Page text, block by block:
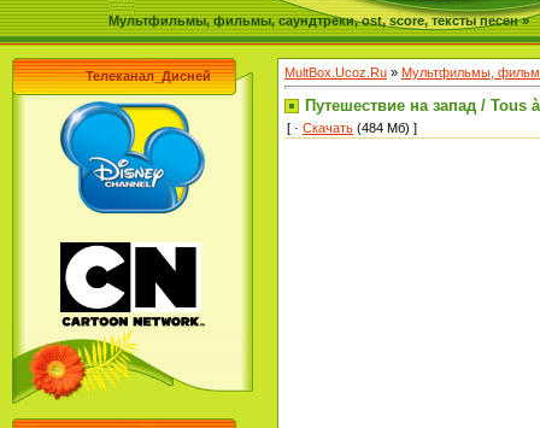
Мультфильмы, фильмы, саундтреки, ost, score, тексты песен »
Телеканал_Дисней MultBox.Ucoz.Ru » Мультфильмы,
Путешествие на запад / Tous
[ · Скачать (484 Мб) ]